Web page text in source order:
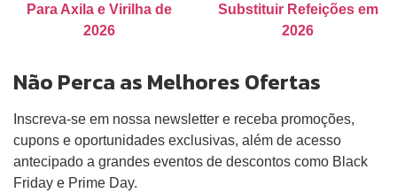
Para Axila e Virilha de
2026
Substituir Refeições em
2026
Não Perca as Melhores Ofertas
Inscreva-se em nossa newsletter e receba promoções,
cupons e oportunidades exclusivas, além de acesso
antecipado a grandes eventos de descontos como Black
Friday e Prime Day.